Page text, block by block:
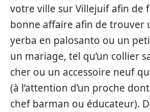
votre ville sur Villejuif afin de
bonne affaire afin de trouver
yerba en palosanto ou un
un mariage, tel qu’un collier
cher ou un accessoire neuf
(à l’attention d’un proche
chef barman ou éducateur).